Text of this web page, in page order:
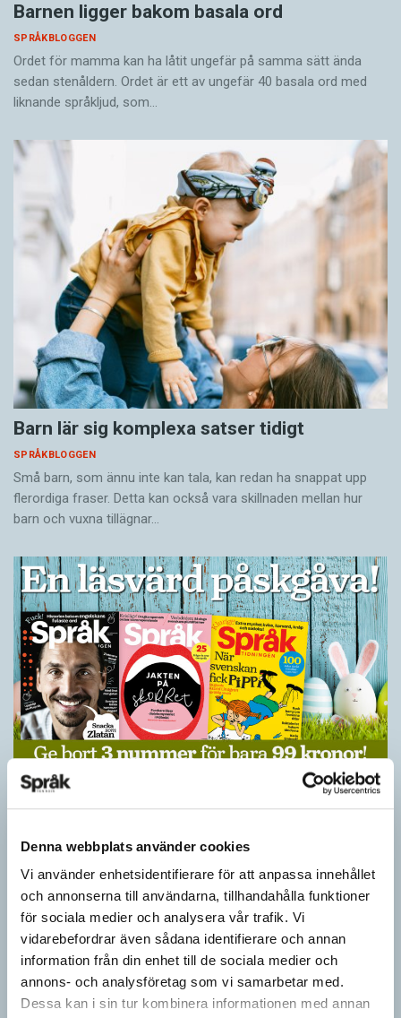
Denna webbplats använder cookies
Vi använder enhetsidentifierare för att anpassa innehållet
och annonserna till användarna, tillhandahålla funktioner
för sociala medier och analysera vår trafik. Vi
vidarebefordrar även sådana identifierare och annan
information från din enhet till de sociala medier och
annons- och analysföretag som vi samarbetar med.
Dessa kan i sin tur kombinera informationen med annan
Barnen ligger bakom basala ord
SPRÅKBLOGGEN
Ordet för mamma kan ha låtit ungefär på samma sätt ända
sedan stenåldern. Ordet är ett av ungefär 40 basala ord med
liknande språkljud, som…
Barn lär sig komplexa satser tidigt
SPRÅKBLOGGEN
Små barn, som ännu inte kan tala, kan redan ha snappat upp
flerordiga fraser. Detta kan också vara skillnaden mellan hur
barn och vuxna tillägnar…
Ge bort Språktidningen till påsk!
bort 3 nummer av Språktidningen för bara 99 kronor! Du kan
också…